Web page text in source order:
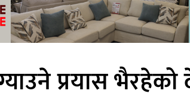
प्रयास